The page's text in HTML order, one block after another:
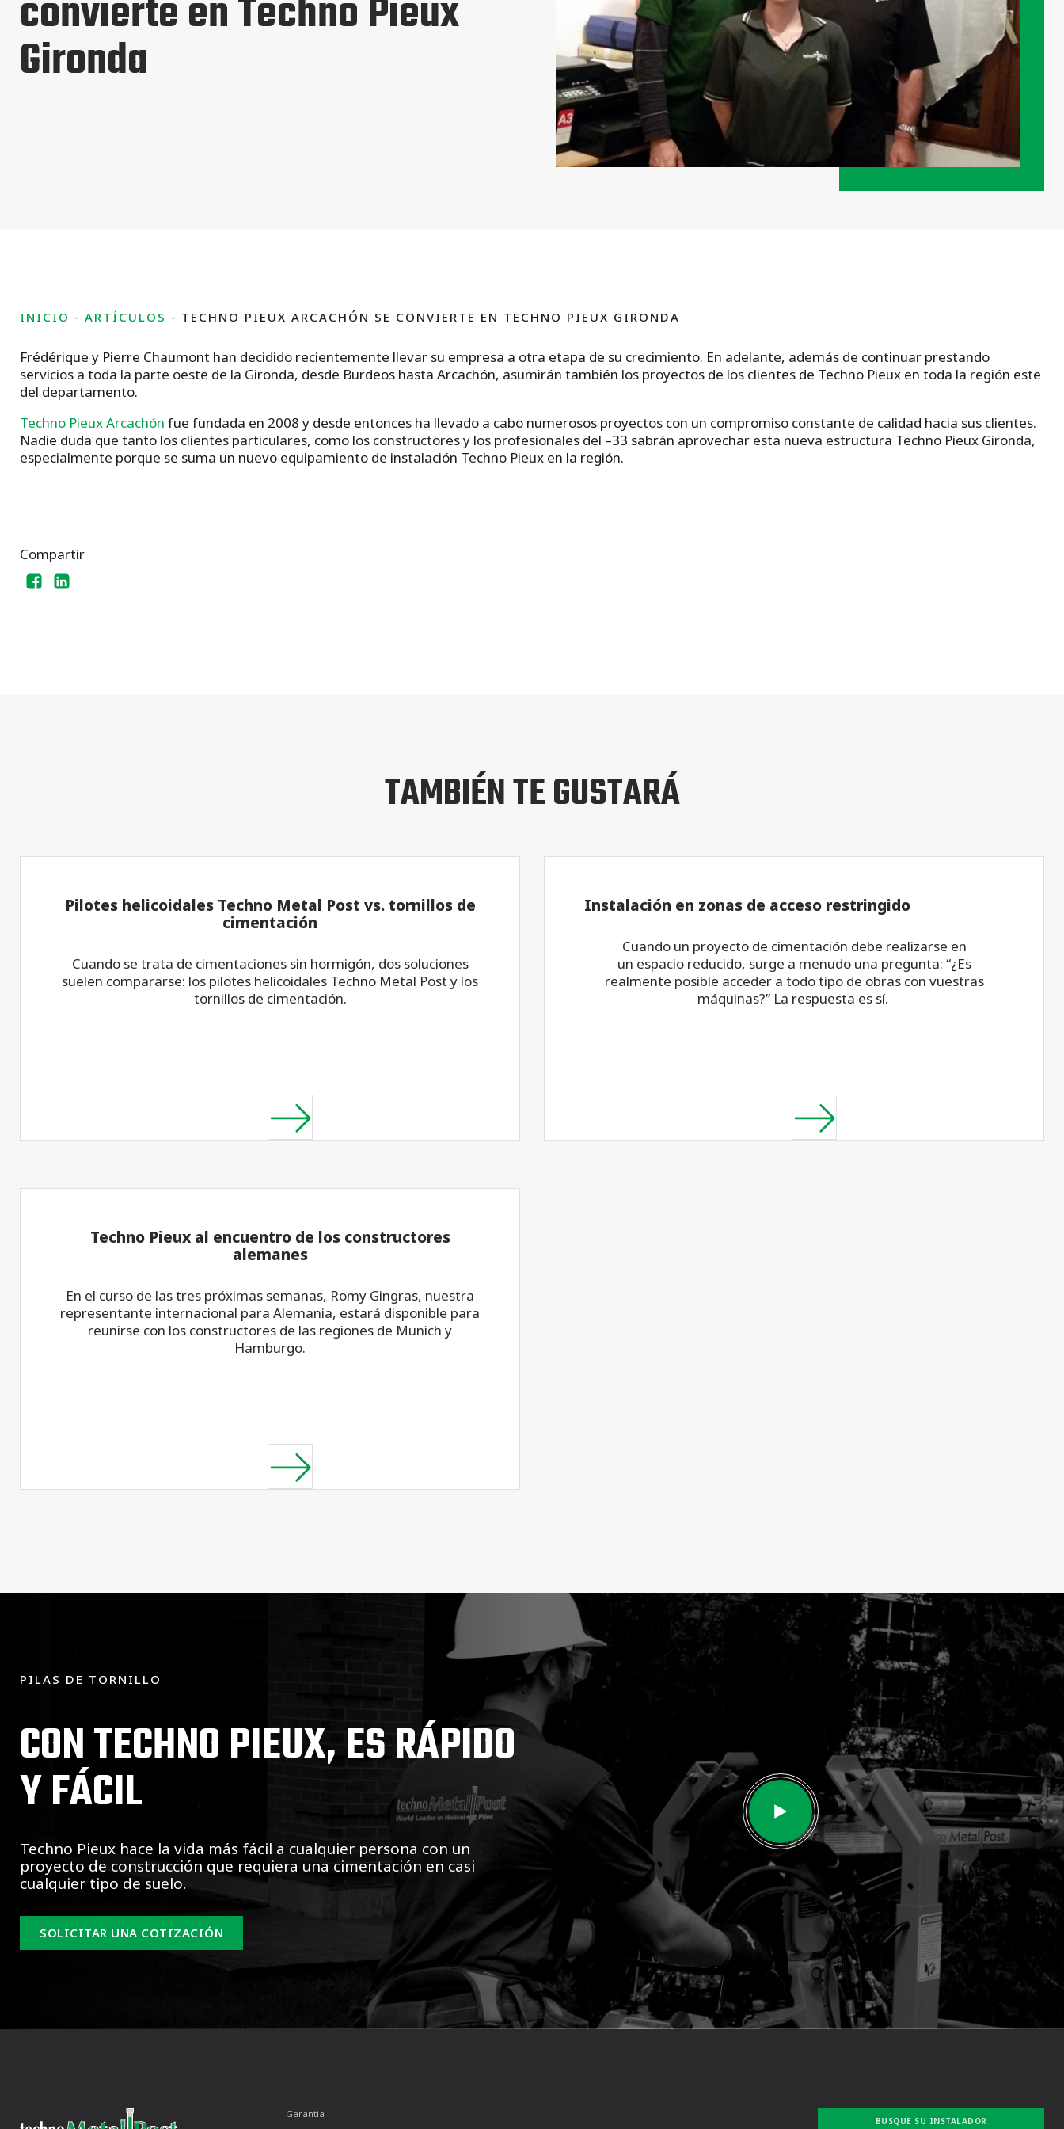
convierte en Techno Pieux
Gironda
INICIO ARTÍCULOS TECHNO PIEUX ARCACHÓN SE CONVIERTE EN TECHNO PIEUX GIRONDA
Frédérique y Pierre Chaumont han decidido recientemente llevar su empresa a otra etapa de su crecimiento. En adelante, además de continuar prestando
servicios a toda la parte oeste de la Gironda, desde Burdeos hasta Arcachón, asumirán también los proyectos de los clientes de Techno Pieux en toda la región este
del departamento.
Techno Pieux Arcachón fue fundada en 2008 y desde entonces ha llevado a cabo numerosos proyectos con un compromiso constante de calidad hacia sus clientes.
Nadie duda que tanto los clientes particulares, como los constructores y los profesionales del –33 sabrán aprovechar esta nueva estructura Techno Pieux Gironda,
especialmente porque se suma un nuevo equipamiento de instalación Techno Pieux en la región.
Compartir
TAMBIÉN TE GUSTARÁ
Pilotes helicoidales Techno Metal Post vs. tornillos de
cimentación
Cuando se trata de cimentaciones sin hormigón, dos soluciones
suelen compararse: los pilotes helicoidales Techno Metal Post y los
tornillos de cimentación.
Instalación en zonas de acceso restringido
Cuando un proyecto de cimentación debe realizarse en
un espacio reducido, surge a menudo una pregunta: “¿Es
realmente posible acceder a todo tipo de obras con vuestras
máquinas?” La respuesta es sí.
Techno Pieux al encuentro de los constructores
alemanes
En el curso de las tres próximas semanas, Romy Gingras, nuestra
representante internacional para Alemania, estará disponible para
reunirse con los constructores de las regiones de Munich y
Hamburgo.
PILAS DE TORNILLO
CON TECHNO PIEUX, ES RÁPIDO
Y FÁCIL
Techno Pieux hace la vida más fácil a cualquier persona con un
proyecto de construcción que requiera una cimentación en casi
cualquier tipo de suelo.
SOLICITAR UNA COTIZACIÓN
Garantìa
BUSQUE SU INSTALADOR